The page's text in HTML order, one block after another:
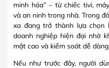
minh hóa” – từ chiếc tivi,
và an ninh trong nhà. Trong
xa đang trở thành lựa chọn
doanh nghiệp hiện đại nhờ
mật cao và kiểm soát dễ
Nếu như trước đây, người